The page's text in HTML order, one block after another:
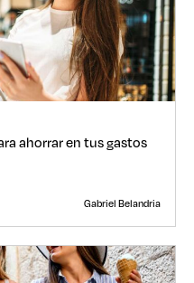
ahorrar en tus gastos
Gabriel Belandria